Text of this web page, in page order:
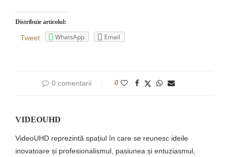
Distribuie articolul:
Tweet WhatsApp Email
0 comentarii 0
VIDEOUHD
VideoUHD reprezintă spațiul în care se reunesc ideile
inovatoare și profesionalismul, pasiunea și entuziasmul,